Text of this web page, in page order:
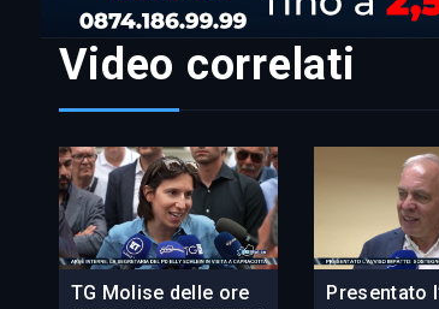
Video correlati
TG Molise delle ore
Presentato